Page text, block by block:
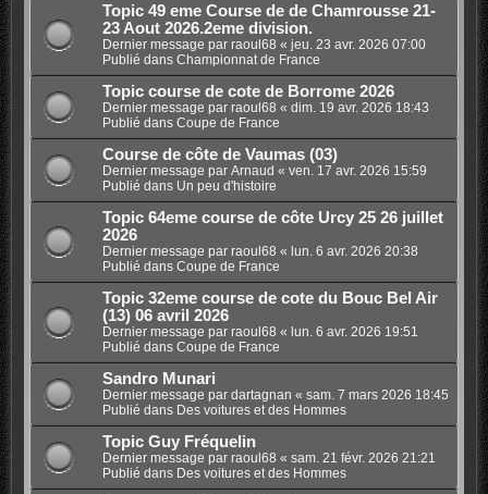
Topic 49 eme Course de de Chamrousse 21-
23 Aout 2026.2eme division.
Dernier message par raoul68 « jeu. 23 avr. 2026 07:00
Publié dans Championnat de France
Topic course de cote de Borrome 2026
Dernier message par raoul68 « dim. 19 avr. 2026 18:43
Publié dans Coupe de France
Course de côte de Vaumas (03)
Dernier message par Arnaud « ven. 17 avr. 2026 15:59
Publié dans Un peu d'histoire
Topic 64eme course de côte Urcy 25 26 juillet
2026
Dernier message par raoul68 « lun. 6 avr. 2026 20:38
Publié dans Coupe de France
Topic 32eme course de cote du Bouc Bel Air
(13) 06 avril 2026
Dernier message par raoul68 « lun. 6 avr. 2026 19:51
Publié dans Coupe de France
Sandro Munari
Dernier message par dartagnan « sam. 7 mars 2026 18:45
Publié dans Des voitures et des Hommes
Topic Guy Fréquelin
Dernier message par raoul68 « sam. 21 févr. 2026 21:21
Publié dans Des voitures et des Hommes